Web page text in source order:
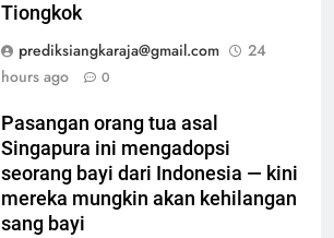
Tiongkok
prediksiangkaraja@gmail.com
24
hours ago
0
Pasangan orang tua asal
Singapura ini mengadopsi
seorang bayi dari Indonesia — kini
mereka mungkin akan kehilangan
sang bayi